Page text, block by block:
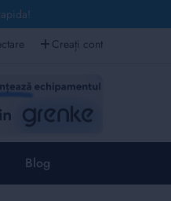
Creați cont
Blog